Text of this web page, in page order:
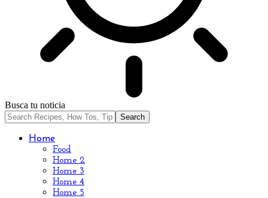
Busca tu noticia
Home
Food
Home 2
Home 3
Home 4
Home 5